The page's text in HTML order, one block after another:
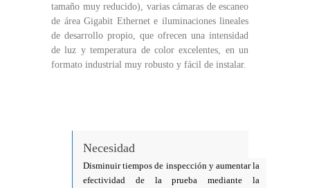
tamaño muy reducido), varias cámaras de escaneo
de área Gigabit Ethernet e iluminaciones lineales
de desarrollo propio, que ofrecen una intensidad
de luz y temperatura de color excelentes, en un
formato industrial muy robusto y fácil de instalar.
Necesidad
Disminuir tiempos de inspección y aumentar la
efectividad de la prueba mediante la